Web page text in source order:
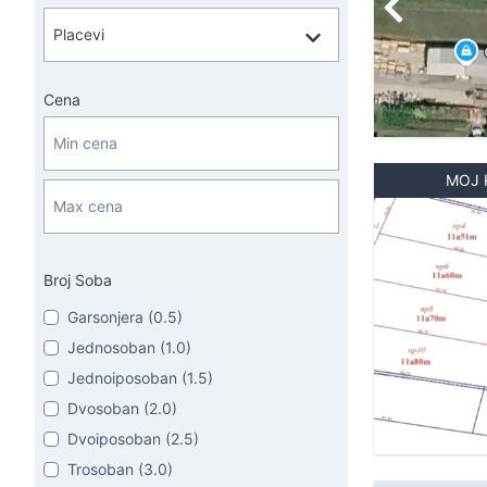
Cena
Broj Soba
Garsonjera (0.5)
Jednosoban (1.0)
Jednoiposoban (1.5)
Dvosoban (2.0)
Dvoiposoban (2.5)
Trosoban (3.0)
MOJ